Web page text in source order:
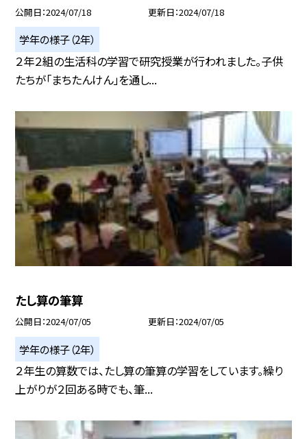
公開日 2024/07/18 更新日 2024/07/18
学年の様子（2年）
２年２組の生活科の学習で研究授業が行われました。子供
たちが「まちたんけん」を通し...
たし算の筆算
公開日 2024/07/05 更新日 2024/07/05
学年の様子（2年）
２年生の算数では、たし算の筆算の学習をしています。繰り
上がりが２回ある時でも、筆...